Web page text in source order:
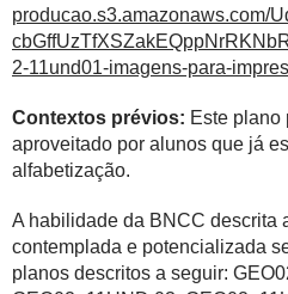
producao.s3.amazonaws.com/
2-11und01-imagens-para-
Contextos prévios: Este plano
aproveitado por alunos que já
alfabetização.
A habilidade da BNCC descrita
contemplada e potencializada
planos descritos a seguir: